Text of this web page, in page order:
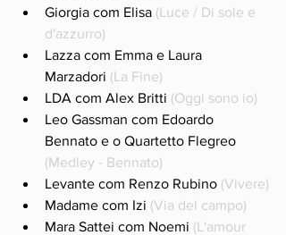
Giorgia com Elisa (Luce / Di sole e
d'azzurro)
Lazza com Emma e Laura
Marzadori (La Fine)
LDA com Alex Britti (Oggi sono io)
Leo Gassman com Edoardo
Bennato e o Quartetto Flegreo
(Medley - Bennato)
Levante com Renzo Rubino (Vivere)
Madame com Izi (Via del campo)
Mara Sattei com Noemi (L'amour